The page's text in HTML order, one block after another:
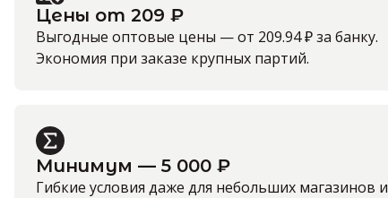
Цены от 209 ₽
Выгодные оптовые цены — от 209.94 ₽ за банку.
Экономия при заказе крупных партий.
Минимум — 5 000 ₽
Гибкие условия даже для небольших магазинов и